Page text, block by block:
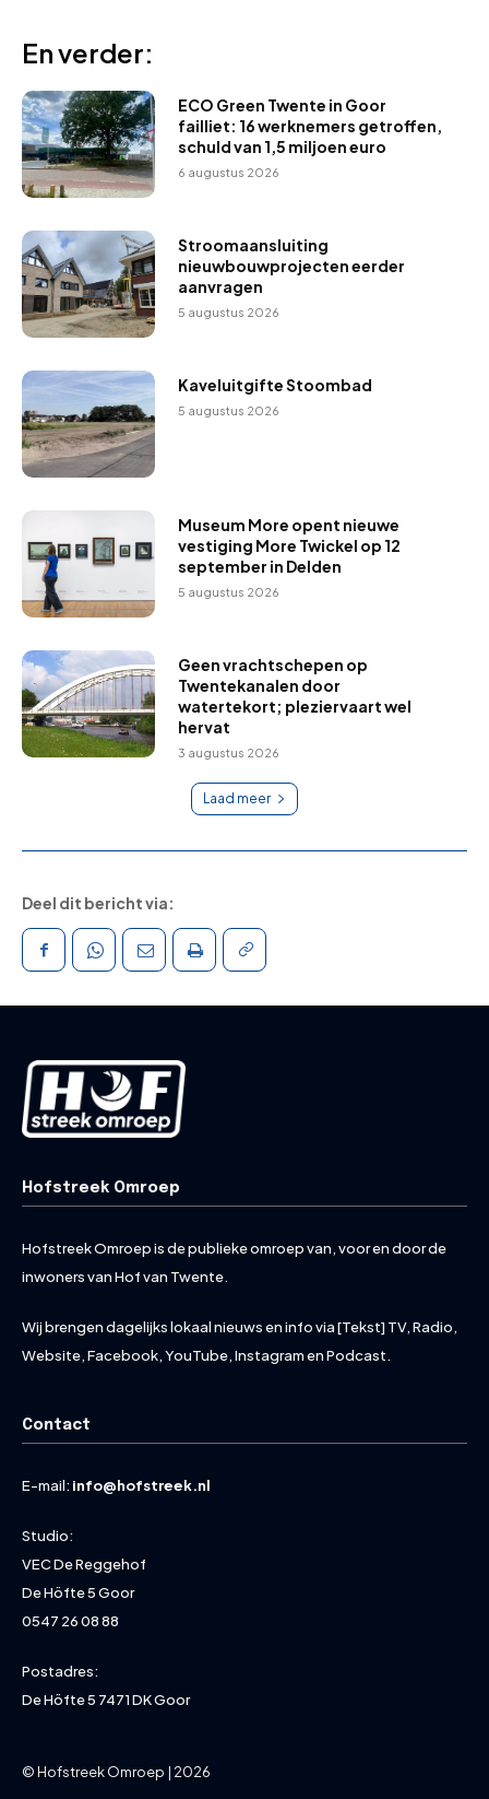
En verder:
ECO Green Twente in Goor
failliet: 16 werknemers getroffen,
schuld van 1,5 miljoen euro
6 augustus 2026
Stroomaansluiting
nieuwbouwprojecten eerder
aanvragen
5 augustus 2026
Kaveluitgifte Stoombad
5 augustus 2026
Museum More opent nieuwe
vestiging More Twickel op 12
september in Delden
5 augustus 2026
Geen vrachtschepen op
Twentekanalen door
watertekort; pleziervaart wel
hervat
3 augustus 2026
Laad meer
Deel dit bericht via:
Hofstreek Omroep
Hofstreek Omroep is de publieke omroep van, voor en door de
inwoners van Hof van Twente.
Wij brengen dagelijks lokaal nieuws en info via [Tekst] TV, Radio,
Website, Facebook, YouTube, Instagram en Podcast.
Contact
E-mail: info@hofstreek.nl
Studio:
VEC De Reggehof
De Höfte 5 Goor
0547 26 08 88
Postadres:
De Höfte 5 7471 DK Goor
© Hofstreek Omroep | 2026